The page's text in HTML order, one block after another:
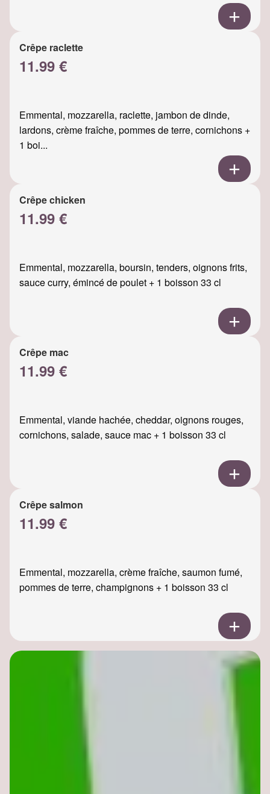
Crêpe raclette
11.99 €
Emmental, mozzarella, raclette, jambon de dinde,
lardons, crème fraîche, pommes de terre, cornichons +
1 boi...
Crêpe chicken
11.99 €
Emmental, mozzarella, boursin, tenders, oignons frits,
sauce curry, émincé de poulet + 1 boisson 33 cl
Crêpe mac
11.99 €
Emmental, viande hachée, cheddar, oignons rouges,
cornichons, salade, sauce mac + 1 boisson 33 cl
Crêpe salmon
11.99 €
Emmental, mozzarella, crème fraîche, saumon fumé,
pommes de terre, champignons + 1 boisson 33 cl